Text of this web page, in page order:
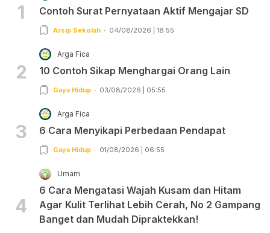
1 Contoh Surat Pernyataan Aktif Mengajar SD
Arsip Sekolah 04/08/2026 | 18:55
2
Arga Fica
10 Contoh Sikap Menghargai Orang Lain
Gaya Hidup 03/08/2026 | 05:55
3
Arga Fica
6 Cara Menyikapi Perbedaan Pendapat
Gaya Hidup 01/08/2026 | 06:55
4
Umam
6 Cara Mengatasi Wajah Kusam dan Hitam
Agar Kulit Terlihat Lebih Cerah, No 2 Gampang
Banget dan Mudah Dipraktekkan!